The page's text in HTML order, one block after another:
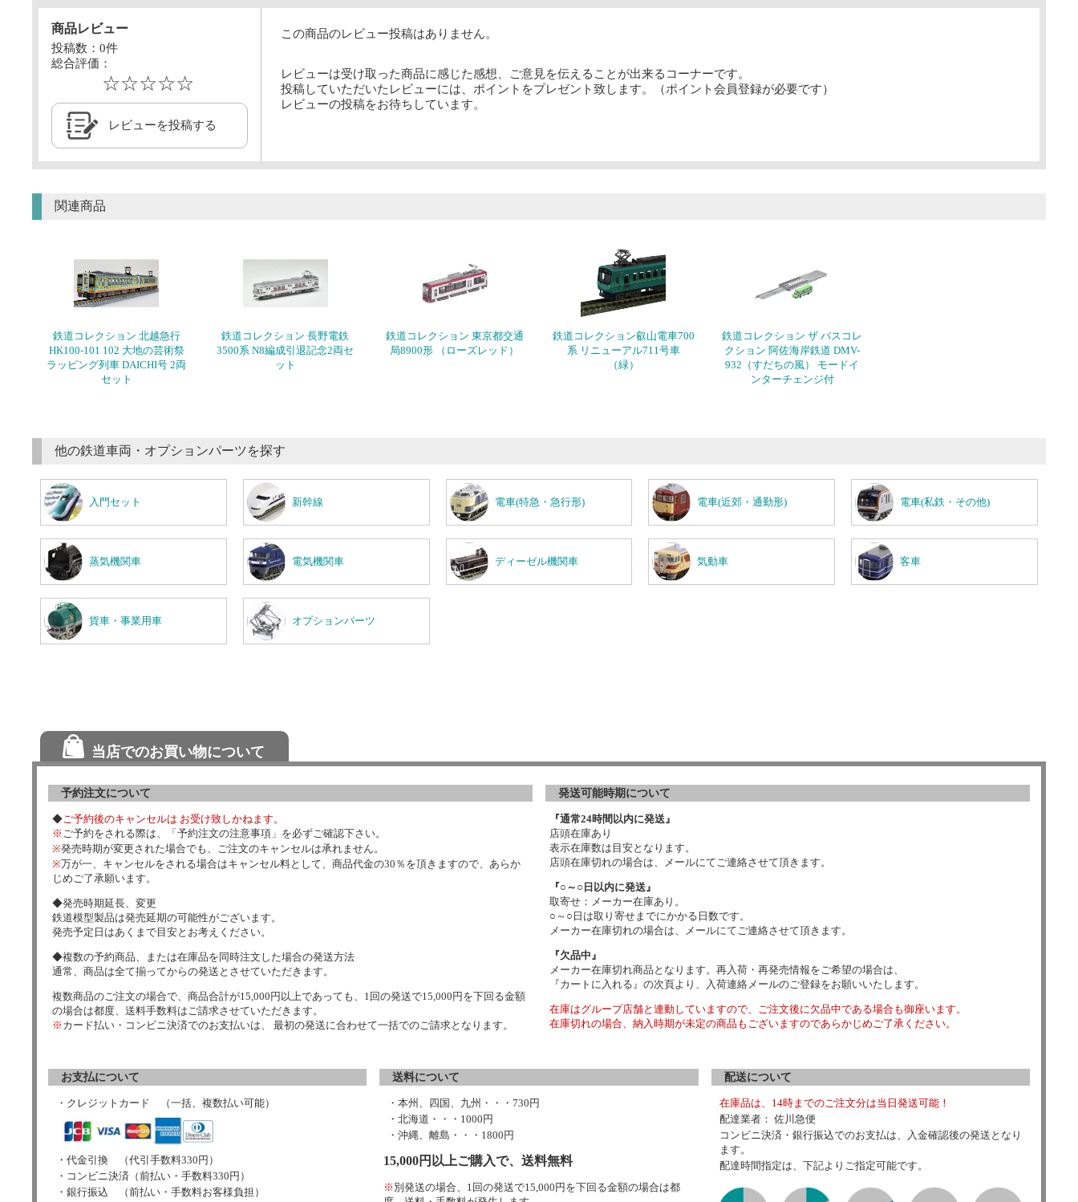
商品レビュー
投稿数： 0件
総合評価：
☆☆☆☆☆
レビューを投稿する
この商品のレビュー投稿はありません。
レビューは受け取った商品に感じた感想、ご意見を伝えることが出来るコーナーです。
投稿していただいたレビューには、ポイントをプレゼント致します。（ポイント会員登録が必要です）
レビューの投稿をお待ちしています。
関連商品
鉄道コレクション 北越急行
HK100-101 102 大地の芸術祭
ラッピング列車 DAICHI号 2両
セット
鉄道コレクション 長野電鉄
3500系 N8編成引退記念2両セ
ット
鉄道コレクション 東京都交通
局8900形 （ローズレッド）
鉄道コレクション叡山電車700
系 リニューアル711号車
（緑）
鉄道コレクション ザ バスコレ
クション 阿佐海岸鉄道 DMV-
932（すだちの風） モードイ
ンターチェンジ付
他の鉄道車両・オプションパーツを探す
入門セット 新幹線 電車(特急・急行形) 電車(近郊・通勤形) 電車(私鉄・その他)
蒸気機関車 電気機関車 ディーゼル機関車 気動車 客車
貨車・事業用車 オプションパーツ
当店でのお買い物について
予約注文について
◆ご予約後のキャンセルは お受け致しかねます。
※ ご予約をされる際は、「予約注文の注意事項」を必ずご確認下さい。
※発売時期が変更された場合でも、ご注文のキャンセルは承れません。
※万が一、キャンセルをされる場合はキャンセル料として、商品代金の30％を頂きますので、あらか
じめご了承願います。
◆発売時期延長、変更
鉄道模型製品は発売延期の可能性がございます。
発売予定日はあくまで目安とお考えください。
◆複数の予約商品、または在庫品を同時注文した場合の発送方法
通常、商品は全て揃ってからの発送とさせていただきます。
複数商品のご注文の場合で、商品合計が15,000円以上であっても、1回の発送で15,000円を下回る金額
の場合は都度、送料手数料はご請求させていただきます。
※ カード払い・コンビニ決済でのお支払いは、 最初の発送に合わせて一括でのご請求となります。
発送可能時期について
『通常24時間以内に発送』
店頭在庫あり
表示在庫数は目安となります。
店頭在庫切れの場合は、メールにてご連絡させて頂きます。
『○～○日以内に発送』
取寄せ：メーカー在庫あり。
○～○日は取り寄せまでにかかる日数です。
メーカー在庫切れの場合は、メールにてご連絡させて頂きます。
『欠品中』
メーカー在庫切れ商品となります。再入荷・再発売情報をご希望の場合は、
『カートに入れる』の次頁より、入荷連絡メールのご登録をお願いいたします。
在庫はグループ店舗と連動していますので、ご注文後に欠品中である場合も御座います。
在庫切れの場合、納入時期が未定の商品もございますのであらかじめご了承ください。
お支払について
・クレジットカード （一括、複数払い可能）
・代金引換 （代引手数料330円）
・コンビニ決済（前払い・手数料330円）
・銀行振込 （前払い・手数料お客様負担）
送料について
・本州、四国、九州・・・730円
・北海道・・・1000円
・沖縄、離島・・・1800円
15,000円以上ご購入で、送料無料
※ 別発送の場合、1回の発送で15,000円を下回る金額の場合は都
配送について
在庫品は、14時までのご注文分は当日発送可能！
配達業者： 佐川急便
コンビニ決済・銀行振込でのお支払は、入金確認後の発送となり
ます。
配達時間指定は、下記よりご指定可能です。